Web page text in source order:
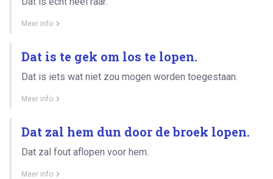
Meer info
Dat is te gek om los te lopen.
Dat is iets wat niet zou mogen worden toegestaan.
Meer info
Dat zal hem dun door de broek lopen.
Dat zal fout aflopen voor hem.
Meer info